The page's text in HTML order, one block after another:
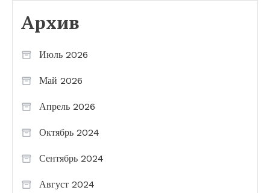
Архив
Июль 2026
Май 2026
Апрель 2026
Октябрь 2024
Сентябрь 2024
Август 2024